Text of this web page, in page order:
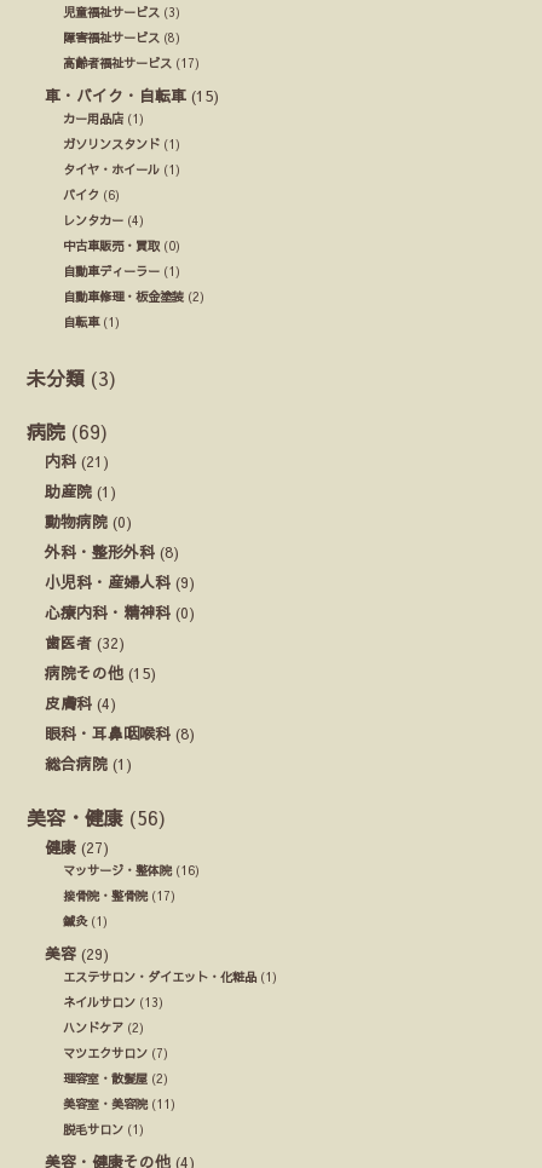
児童福祉サービス (3)
障害福祉サービス (8)
高齢者福祉サービス (17)
車・バイク・自転車 (15)
カー用品店 (1)
ガソリンスタンド (1)
タイヤ・ホイール (1)
バイク (6)
レンタカー (4)
中古車販売・買取 (0)
自動車ディーラー (1)
自動車修理・板金塗装 (2)
自転車(1)
未分類 (3)
病院 (69)
内科 (21)
助産院 (1)
動物病院 (0)
外科・整形外科 (8)
小児科・産婦人科 (9)
心療内科・精神科 (0)
歯医者 (32)
病院その他 (15)
皮膚科 (4)
眼科・耳鼻咽喉科 (8)
総合病院 (1)
美容・健康 (56)
健康 (27)
マッサージ・整体院(16)
接骨院・整骨院(17)
鍼灸(1)
美容 (29)
エステサロン・ダイエット・化粧品 (1)
ネイルサロン (13)
ハンドケア (2)
マツエクサロン (7)
理容室・散髪屋 (2)
美容室・美容院(11)
脱毛サロン (1)
美容・健康その他 (4)